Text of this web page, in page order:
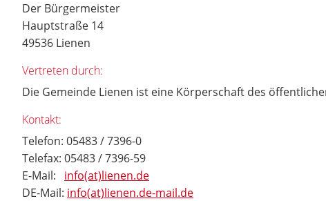
Der Bürgermeister
Hauptstraße 14
49536 Lienen
Vertreten durch:
Die Gemeinde Lienen ist eine Körperschaft des
Kontakt:
Telefon: 05483 / 7396-0
Telefax: 05483 / 7396-59
E-Mail: info(at)lienen.de
DE-Mail: info(at)lienen.de-mail.de